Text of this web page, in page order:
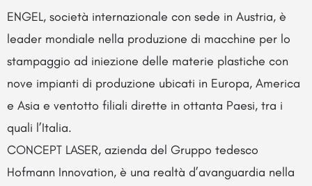
ENGEL, società internazionale con sede in Austria, è
leader mondiale nella produzione di macchine per lo
stampaggio ad iniezione delle materie plastiche con
nove impianti di produzione ubicati in Europa, America
e Asia e ventotto filiali dirette in ottanta Paesi, tra i
quali l’Italia.
CONCEPT LASER, azienda del Gruppo tedesco
Hofmann Innovation, è una realtà d’avanguardia nella